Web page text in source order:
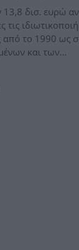
δισ. ευρώ
τις
από το 1990 ως
και των…